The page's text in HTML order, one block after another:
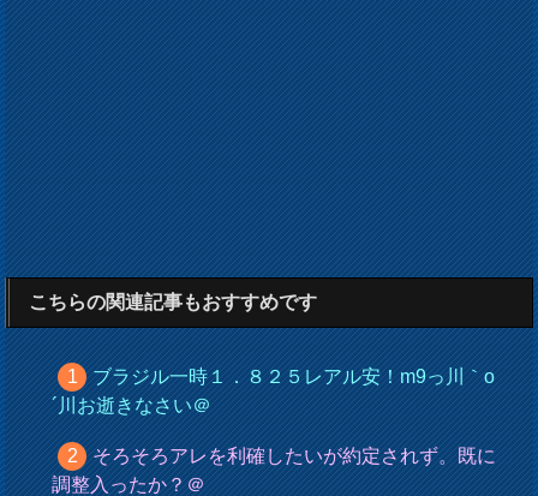
こちらの関連記事もおすすめです
ブラジル一時１．８２５レアル安！m9っ川｀o
´川お逝きなさい＠
そろそろアレを利確したいが約定されず。既に
調整入ったか？＠